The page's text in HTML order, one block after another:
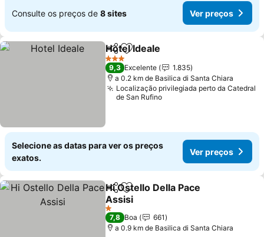
Consulte os preços de 8 sites Ver preços
PartilharAdicionar aos favoritos
Hotel Ideale
3 Estrelas
9,3 Excelente
1.835
a 0.2 km de Basilica di Santa Chiara
Localização privilegiada perto da Catedral
de San Rufino
Selecione as datas para ver os preços
exatos.
Ver preços
PartilharAdicionar aos favoritos
Hi Ostello Della Pace
Assisi
Ver preços
1 Estrelas
7,8 Boa
661
a 0.9 km de Basilica di Santa Chiara